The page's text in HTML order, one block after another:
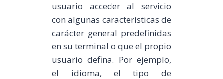
usuario acceder al servicio
con algunas características de
carácter general predefinidas
en su terminal o que el propio
usuario defina. Por ejemplo,
el idioma, el tipo de